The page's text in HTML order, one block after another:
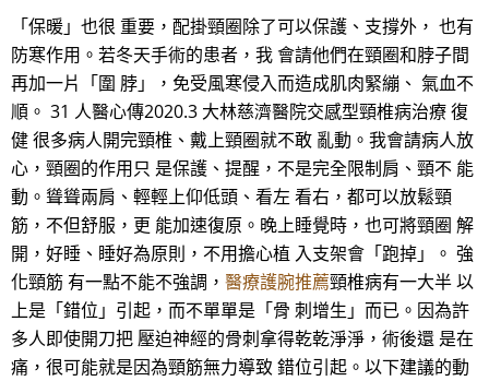
「保暖」也很 重要，配掛頸圈除了可以保護、支撐外， 也有
防寒作用。若冬天手術的患者，我 會請他們在頸圈和脖子間
再加一片「圍 脖」，免受風寒侵入而造成肌肉緊繃、 氣血不
順。 31 人醫心傳2020.3 大林慈濟醫院交感型頸椎病治療 復
健 很多病人開完頸椎、戴上頸圈就不敢 亂動。我會請病人放
心，頸圈的作用只 是保護、提醒，不是完全限制肩、頸不 能
動。聳聳兩肩、輕輕上仰低頭、看左 看右，都可以放鬆頸
筋，不但舒服，更 能加速復原。晚上睡覺時，也可將頸圈 解
開，好睡、睡好為原則，不用擔心植 入支架會「跑掉」。 強
化頸筋 有一點不能不強調， 醫療護腕推薦頸椎病有一大半 以
上是「錯位」引起，而不單單是「骨 刺增生」而已。因為許
多人即使開刀把 壓迫神經的骨刺拿得乾乾淨淨，術後還 是在
痛，很可能就是因為頸筋無力導致 錯位引起。以下建議的動